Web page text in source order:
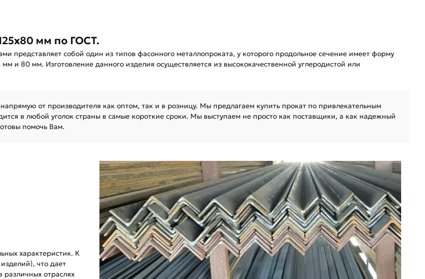
мм по ГОСТ.
представляет собой один из типов фасонного металлопроката, у которого продольное сечение имеет форму
и 80 мм. Изготовление данного изделия осуществляется из высококачественной углеродистой или
от производителя как оптом, так и в розницу. Мы предлагаем купить прокат по привлекательным
в любой уголок страны в самые короткие сроки. Мы выступаем не просто как поставщики, а как надежный
помочь Вам.
характеристик. К
что дает
различных отраслях